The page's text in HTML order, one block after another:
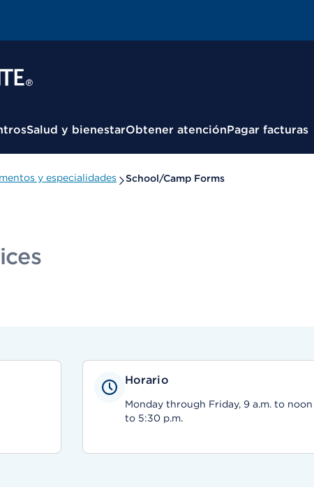
Salud y bienestarObtener atenciónPagar facturas
y especialidades School/Camp Forms
Horario
Monday through Friday, 9 a.m. to noon
to 5:30 p.m.